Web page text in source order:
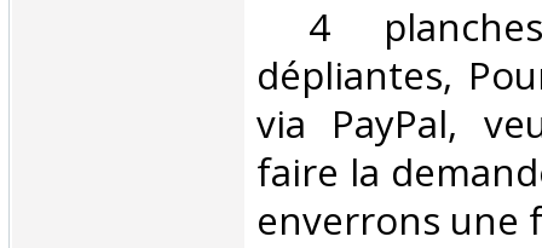
4
dépliantes,
via PayPal,
faire la
enverrons une